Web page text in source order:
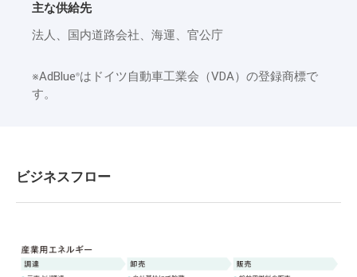
主な供給先
法人、国内道路会社、海運、官公庁
※AdBlue®はドイツ自動車工業会（VDA）の登録商標で
す。
ビジネスフロー